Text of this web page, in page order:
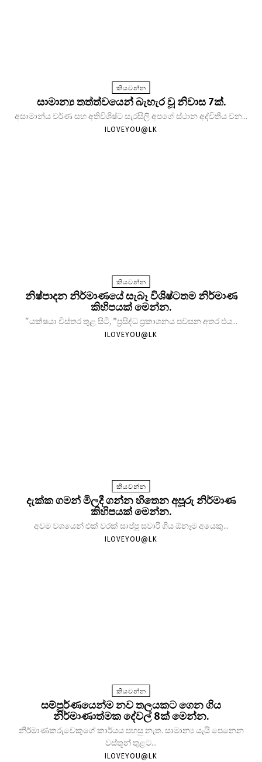
කියවන්න
සාමාන්‍ය තත්ත්වයෙන් බැහැර වූ නිවාස 7ක්.
අසාමාන්ය වර්ණ සහ අතිවිශිෂ්ට සැරසිලි අපගේ ස්ථාන අද්විතීය වන...
ILOVEYOU@LK
කියවන්න
නිෂ්පාදන නිර්මාණයේ සැබෑ විශිෂ්ටතම නිර්මාණ
කිහිපයක් මෙන්න.
"යක්ෂයා විස්තර තුළ සිටී, ”ප්‍රසිද්ධ ප්‍රකාශනය පවසන අතර එය...
ILOVEYOU@LK
කියවන්න
දැක්ක ගමන් මිලදී ගන්න හිතෙන අපූරු නිර්මාණ
කිහිපයක් මෙන්න.
අවම වශයෙන් එක් වරක් සාප්පු සවාරි ගිය ඕනෑම අයෙකු...
ILOVEYOU@LK
කියවන්න
සම්පූර්ණයෙන්ම නව තලයකට ගෙන ගිය
නිර්මාණාත්මක දේවල් 8ක් මෙන්න.
නිර්මාණකරුවෙකුගේ කාර්යය පහසු නැත. සාමාන්‍ය යැයි පෙනෙන
වස්තූන් තුළට...
ILOVEYOU@LK